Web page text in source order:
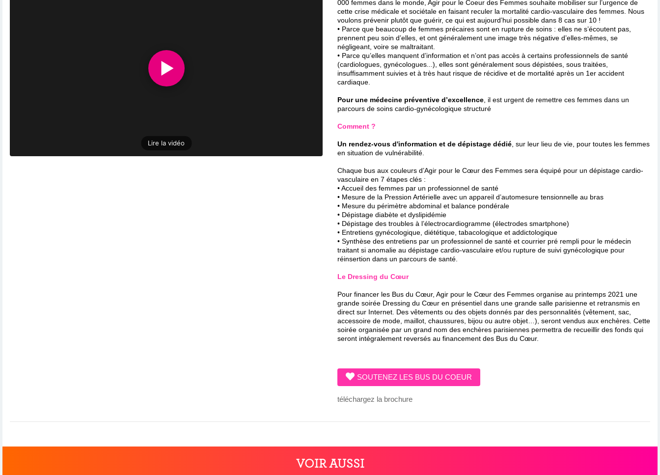
Lire la vidéo
000 femmes dans le monde, Agir pour le Coeur des Femmes souhaite mobiliser sur l’urgence de
cette crise médicale et sociétale en faisant reculer la mortalité cardio-vasculaire des femmes. Nous
voulons prévenir plutôt que guérir, ce qui est aujourd’hui possible dans 8 cas sur 10 !
• Parce que beaucoup de femmes précaires sont en rupture de soins : elles ne s’écoutent pas,
prennent peu soin d’elles, et ont généralement une image très négative d’elles-mêmes, se
négligeant, voire se maltraitant.
• Parce qu’elles manquent d’information et n’ont pas accès à certains professionnels de santé
(cardiologues, gynécologues...), elles sont généralement sous dépistées, sous traitées,
insuffisamment suivies et à très haut risque de récidive et de mortalité après un 1er accident
cardiaque.
Pour une médecine préventive d’excellence , il est urgent de remettre ces femmes dans un
parcours de soins cardio-gynécologique structuré
Comment ?
Un rendez-vous d'information et de dépistage dédié , sur leur lieu de vie, pour toutes les femmes
en situation de vulnérabilité.
Chaque bus aux couleurs d’Agir pour le Cœur des Femmes sera équipé pour un dépistage cardio-
vasculaire en 7 étapes clés :
• Accueil des femmes par un professionnel de santé
• Mesure de la Pression Artérielle avec un appareil d’automesure tensionnelle au bras
• Mesure du périmètre abdominal et balance pondérale
• Dépistage diabète et dyslipidémie
• Dépistage des troubles à l’électrocardiogramme (électrodes smartphone)
• Entretiens gynécologique, diététique, tabacologique et addictologique
• Synthèse des entretiens par un professionnel de santé et courrier pré rempli pour le médecin
traitant si anomalie au dépistage cardio-vasculaire et/ou rupture de suivi gynécologique pour
réinsertion dans un parcours de santé.
Le Dressing du Cœur
Pour financer les Bus du Cœur, Agir pour le Cœur des Femmes organise au printemps 2021 une
grande soirée Dressing du Cœur en présentiel dans une grande salle parisienne et retransmis en
direct sur Internet. Des vêtements ou des objets donnés par des personnalités (vêtement, sac,
accessoire de mode, maillot, chaussures, bijou ou autre objet…), seront vendus aux enchères. Cette
soirée organisée par un grand nom des enchères parisiennes permettra de recueillir des fonds qui
seront intégralement reversés au financement des Bus du Cœur.
SOUTENEZ LES BUS DU COEUR
téléchargez la brochure
VOIR AUSSI